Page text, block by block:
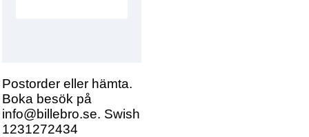
Postorder eller hämta.
Boka besök på
info@billebro.se. Swish
1231272434